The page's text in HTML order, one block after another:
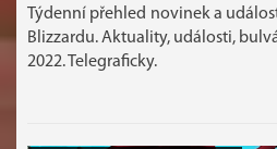
Týdenní přehled novinek a
Blizzardu. Aktuality, události,
2022. Telegraficky.